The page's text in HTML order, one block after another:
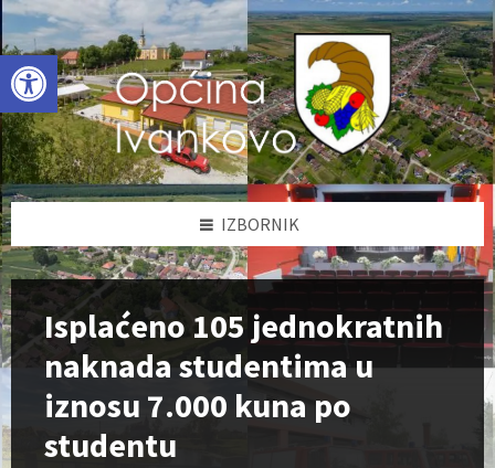
Open toolbar
Skip
to
content
Skip
to
left
sidebar
Skip
to
footer
IZBORNIK
Isplaćeno 105 jednokratnih
naknada studentima u
iznosu 7.000 kuna po
studentu